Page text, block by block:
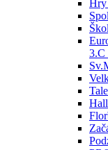
Hry
3.C